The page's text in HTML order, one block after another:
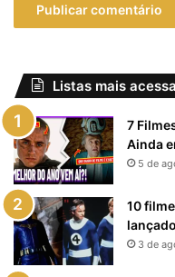
Listas mais
7
Ainda
5 de
10
3 de